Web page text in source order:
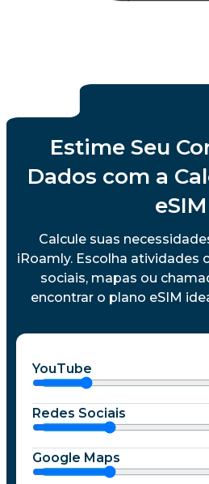
Estime Seu
Dados com a
eSIM
Calcule suas
iRoamly. Escolha atividades
sociais, mapas ou
encontrar o plano eSIM
YouTube
Redes Sociais
Google Maps